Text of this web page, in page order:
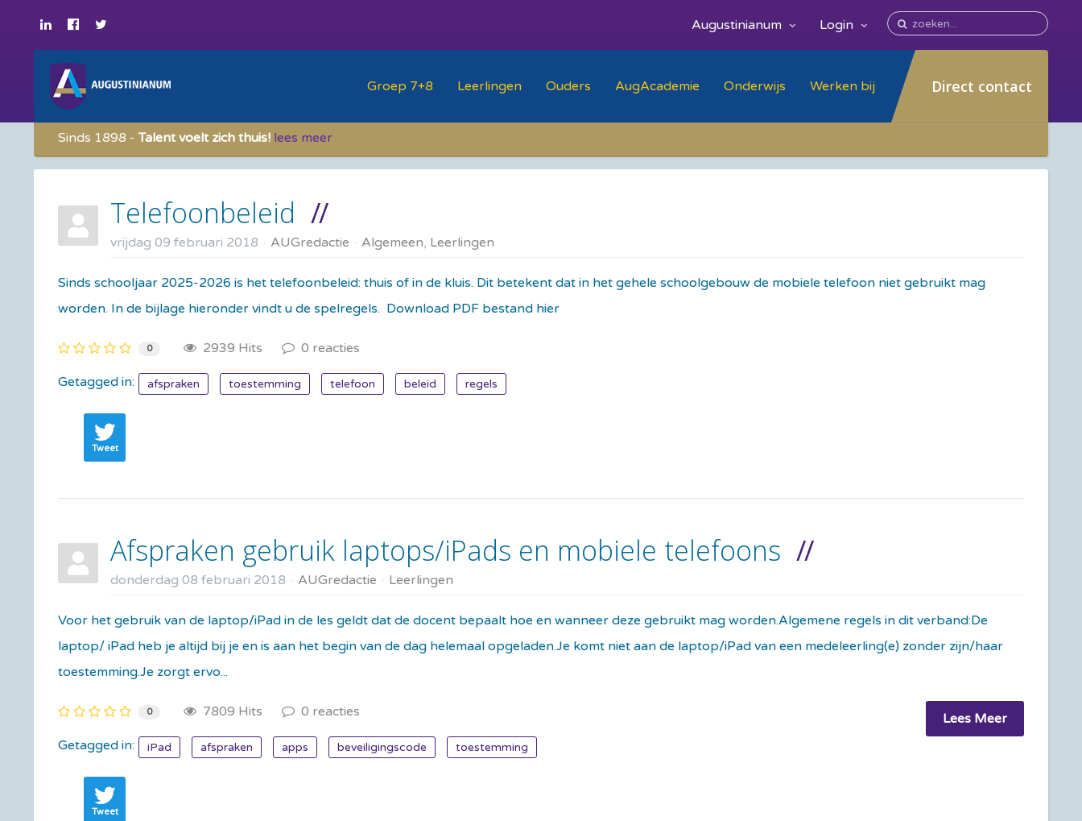
Login
Augustinianum
Groep 7+8 Leerlingen Ouders AugAcademie Onderwijs Werken bij Direct contact
Sinds 1898 -Talent voelt zich thuis! lees meer
Telefoonbeleid
vrijdag 09 februari 2018 AUGredactie Algemeen Leerlingen
Sinds schooljaar 2025-2026 is het telefoonbeleid: thuis of in de kluis. Dit betekent dat in het gehele schoolgebouw de mobiele telefoon niet gebruikt mag
worden. In de bijlage hieronder vindt u de spelregels. Download PDF bestand hier
0 2939 Hits 0 reacties
Getagged in: afspraken toestemming telefoon beleid regels
Tweet
Afspraken gebruik laptops/iPads en mobiele telefoons
donderdag 08 februari 2018 AUGredactie Leerlingen
Voor het gebruik van de laptop/iPad in de les geldt dat de docent bepaalt hoe en wanneer deze gebruikt mag worden.Algemene regels in dit verband:De
laptop/ iPad heb je altijd bij je en is aan het begin van de dag helemaal opgeladen.Je komt niet aan de laptop/iPad van een medeleerling(e) zonder zijn/haar
toestemming.Je zorgt ervo...
Lees Meer
0 7809 Hits 0 reacties
Getagged in: iPad afspraken apps beveiligingscode toestemming
Tweet